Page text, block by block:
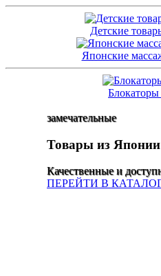
Детские
Японские
Блокаторы
замечательные
Товары из Японии
Качественные и
ПЕРЕЙТИ В